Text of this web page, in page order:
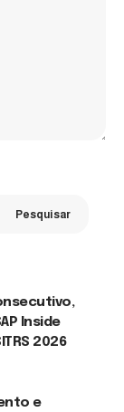
Pesquisar
Inside
2026
e